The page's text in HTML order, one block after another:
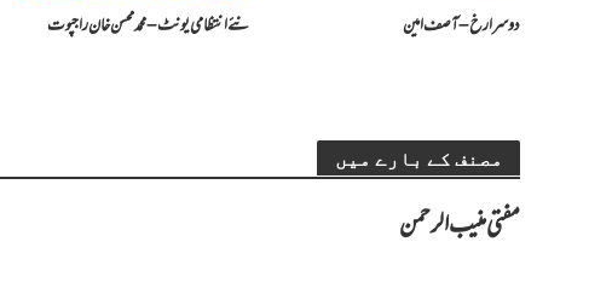
دوسرا رخ – آصف امین ​نئے انتظامی یونٹ – محمد محسن خان راجپوت
مصنف کے بارے میں
مفتی منیب الرحمن